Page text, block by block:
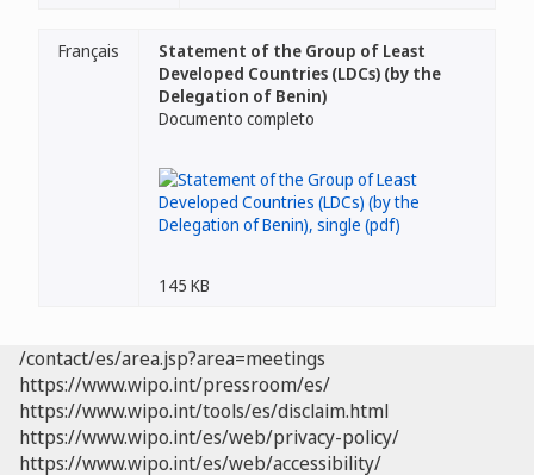
Français
Statement of the Group of Least
Developed Countries (LDCs) (by the
Delegation of Benin)
Documento completo
145 KB
/contact/es/area.jsp?area=meetings
https://www.wipo.int/pressroom/es/
https://www.wipo.int/tools/es/disclaim.html
https://www.wipo.int/es/web/privacy-policy/
https://www.wipo.int/es/web/accessibility/